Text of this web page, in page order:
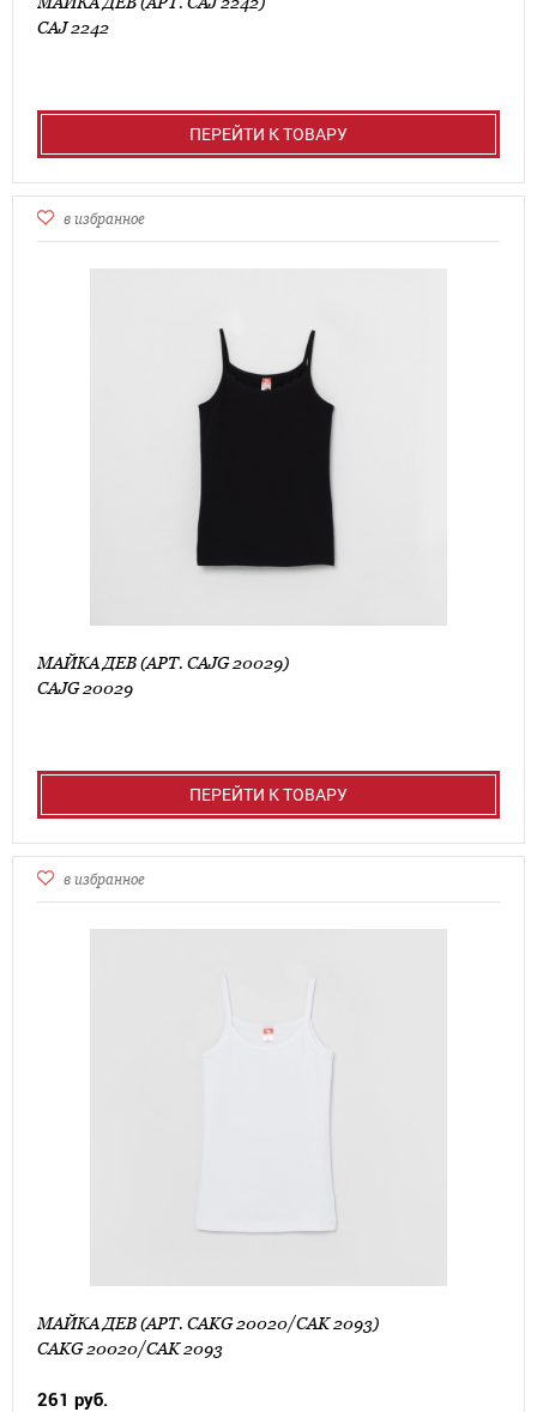
CAJ 2242
ПЕРЕЙТИ К ТОВАРУ
в избранное
МАЙКА ДЕВ (АРТ. CAJG 20029)
CAJG 20029
ПЕРЕЙТИ К ТОВАРУ
в избранное
МАЙКА ДЕВ (АРТ. CAKG 20020/CAK 2093)
CAKG 20020/CAK 2093
261 руб.